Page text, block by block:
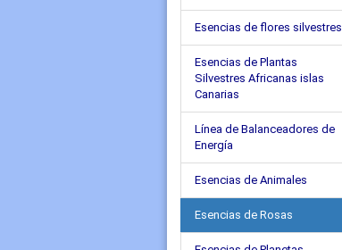
Esencias de flores silvestres
Esencias de Plantas
Silvestres Africanas islas
Canarias
Línea de Balanceadores de
Energía
Esencias de Animales
Esencias de Rosas